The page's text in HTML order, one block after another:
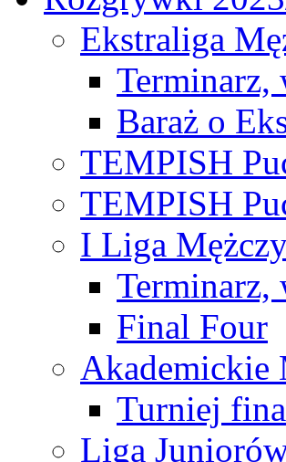
Ekstraliga
Terminarz,
Baraż o
TEMPISH
TEMPISH
I Liga
Terminarz,
Final Four
Akademickie
Turniej
Liga